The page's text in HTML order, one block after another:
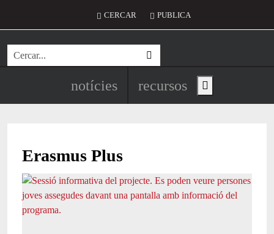
Menú del compte d'usuari
CERCAR PUBLICA
Cerca
Navegació principal de
notícies recursos Show main menu
Erasmus Plus